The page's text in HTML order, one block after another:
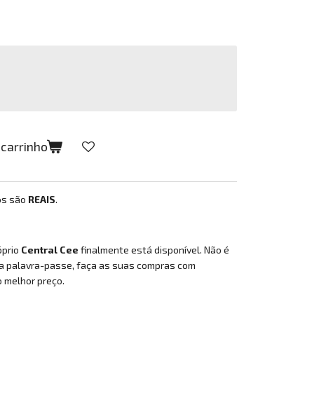
são REAIS.
Central Cee finalmente está disponível. Não é
palavra-passe, faça as suas compras com
preço.